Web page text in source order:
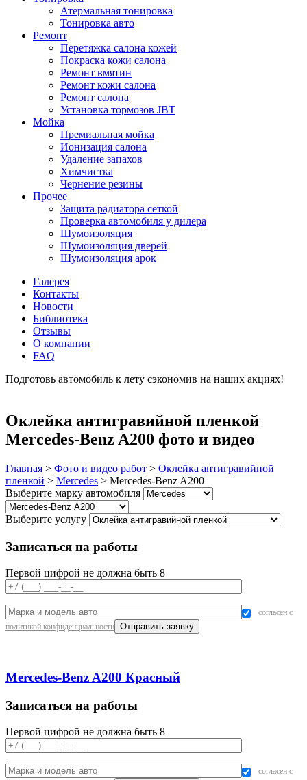
Атермальная тонировка
Тонировка авто
Ремонт
Перетяжка салона кожей
Покраска кожи салона
Ремонт вмятин
Ремонт кожи салона
Ремонт салона
Установка тормозов JBT
Мойка
Премиальная мойка
Ионизация салона
Удаление запахов
Химчистка
Чернение резины
Прочее
Защита радиатора сеткой
Проверка автомобиля у дилера
Шумоизоляция
Шумоизоляция дверей
Шумоизоляция арок
Галерея
Контакты
Новости
Библиотека
Отзывы
О компании
FAQ
Подготовь автомобиль к лету сэкономив на наших акциях!
Оклейка антигравийной пленкой
Mercedes-Benz A200 фото и видео
Главная > Фото и видео работ > Оклейка антигравийной
пленкой > Mercedes > Mercedes-Benz A200
Выберите марку автомобиля
Выберите услугу
Записаться на работы
Первой цифрой не должна быть 8
согласен с
политикой конфиденциальности
Mercedes-Benz A200 Красный
Записаться на работы
Первой цифрой не должна быть 8
согласен с